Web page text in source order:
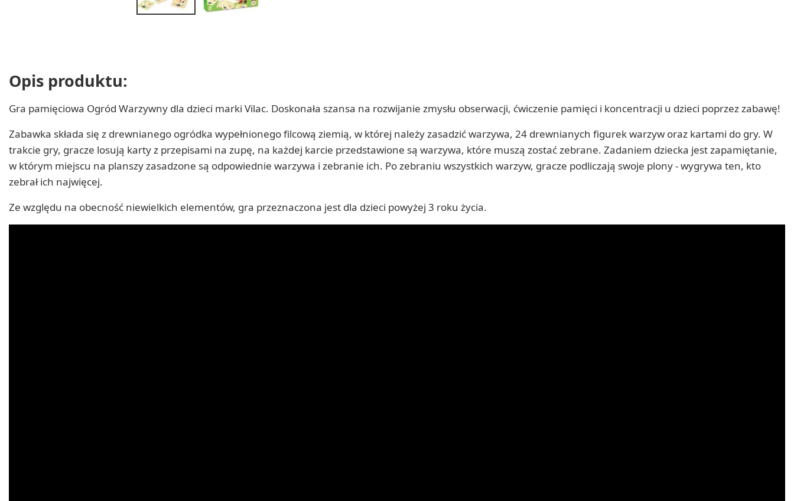
Opis produktu:
Gra pamięciowa Ogród Warzywny dla dzieci marki Vilac. Doskonała szansa na rozwijanie zmysłu obserwacji, ćwiczenie pamięci i koncentracji u dzieci poprzez zabawę!
Zabawka składa się z drewnianego ogródka wypełnionego filcową ziemią, w której należy zasadzić warzywa, 24 drewnianych figurek warzyw oraz kartami do gry. W
trakcie gry, gracze losują karty z przepisami na zupę, na każdej karcie przedstawione są warzywa, które muszą zostać zebrane. Zadaniem dziecka jest zapamiętanie,
w którym miejscu na planszy zasadzone są odpowiednie warzywa i zebranie ich. Po zebraniu wszystkich warzyw, gracze podliczają swoje plony - wygrywa ten, kto
zebrał ich najwięcej.
Ze względu na obecność niewielkich elementów, gra przeznaczona jest dla dzieci powyżej 3 roku życia.